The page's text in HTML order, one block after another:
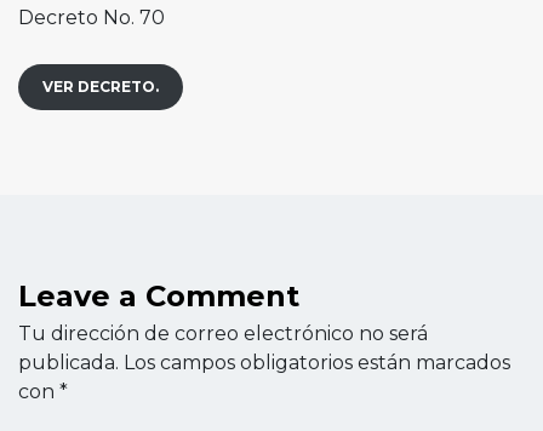
Decreto No. 70
VER DECRETO.
Leave a Comment
Tu dirección de correo electrónico no será
publicada. Los campos obligatorios están marcados
con *